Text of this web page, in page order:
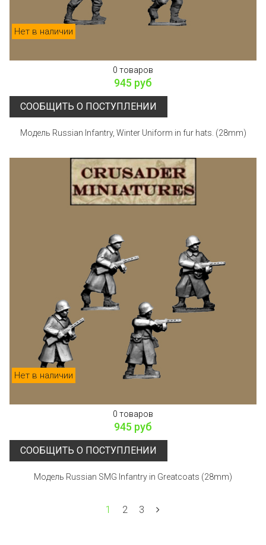
Нет в наличии
0 товаров
945 руб
СООБЩИТЬ О ПОСТУПЛЕНИИ
Модель Russian Infantry, Winter Uniform in fur hats. (28mm)
Нет в наличии
0 товаров
945 руб
СООБЩИТЬ О ПОСТУПЛЕНИИ
Модель Russian SMG Infantry in Greatcoats (28mm)
1 2 3